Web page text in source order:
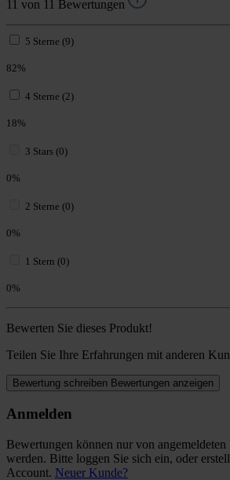
11 von 11 Bewertungen
5 Sterne (9)
82%
4 Sterne (2)
18%
3 Stars (0)
0%
2 Sterne (0)
0%
1 Stern (0)
0%
Bewerten Sie dieses Produkt!
Teilen Sie Ihre Erfahrungen mit anderen
Bewertung schreiben Bewertungen anzeigen
Anmelden
Bewertungen können nur von angemeldeten
werden. Bitte loggen Sie sich ein, oder
Account. Neuer Kunde?